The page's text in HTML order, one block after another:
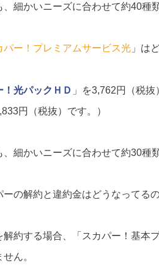
、細かいニーズに合わせて約40種
パー！プレミアムサービス光 」は
！光パックＨＤ 」を3,762円（税
円（税抜）です。）
、細かいニーズに合わせて約30種
の解約と違約金はどうなってるの
解約する場合、「スカパー！基本
ん。